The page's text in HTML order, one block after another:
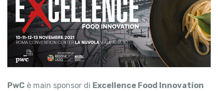
PwC è main sponsor di Excellence Food Innovation